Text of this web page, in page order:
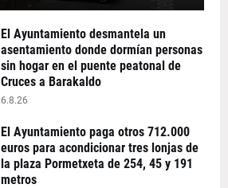
El Ayuntamiento desmantela un
asentamiento donde dormían personas
sin hogar en el puente peatonal de
Cruces a Barakaldo
6.8.26
El Ayuntamiento paga otros 712.000
euros para acondicionar tres lonjas de
la plaza Pormetxeta de 254, 45 y 191
metros